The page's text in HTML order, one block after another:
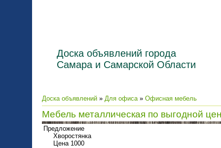
Доска объявлений города
Самара и Самарской Области
Доска объявлений » Для офиса» Офисная мебель
Мебель металлическая по выгодной
Предложение
Хворостянка
Цена 1000